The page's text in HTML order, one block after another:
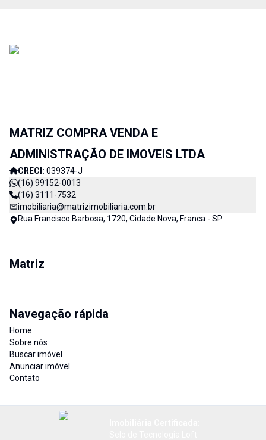
MATRIZ COMPRA VENDA E
ADMINISTRAÇÃO DE IMOVEIS LTDA
CRECI: 039374-J
(16) 99152-0013
(16) 3111-7532
imobiliaria@matrizimobiliaria.com.br
Rua Francisco Barbosa, 1720, Cidade Nova, Franca - SP
Matriz
Navegação rápida
Home
Sobre nós
Buscar imóvel
Anunciar imóvel
Contato